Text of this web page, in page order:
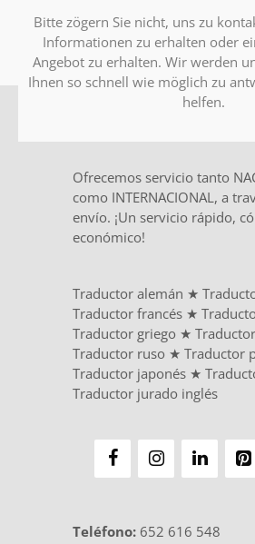
Bitte zögern Sie nicht, uns zu
Informationen zu erhalten oder
Angebot zu erhalten. Wir werden
Ihnen so schnell wie möglich zu
helfen.
Ofrecemos servicio tanto
como INTERNACIONAL, a
envío. ¡Un servicio rápido,
económico!
Traductor alemán ★
Traductor francés ★
Traductor griego ★
Traductor ruso ★ Traductor
Traductor japonés ★
Traductor jurado inglés
Teléfono: 652 616 548